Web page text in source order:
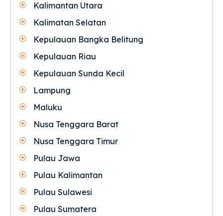
Kalimantan Utara
Kalimatan Selatan
Kepulauan Bangka Belitung
Kepulauan Riau
Kepulauan Sunda Kecil
Lampung
Maluku
Nusa Tenggara Barat
Nusa Tenggara Timur
Pulau Jawa
Pulau Kalimantan
Pulau Sulawesi
Pulau Sumatera